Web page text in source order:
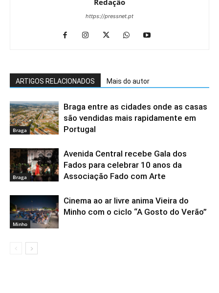
https://pressnet.pt
ARTIGOS RELACIONADOS Mais do autor
Braga
Braga entre as cidades onde as casas
são vendidas mais rapidamente em
Portugal
Braga
Avenida Central recebe Gala dos
Fados para celebrar 10 anos da
Associação Fado com Arte
Minho
Cinema ao ar livre anima Vieira do
Minho com o ciclo “A Gosto do Verão”